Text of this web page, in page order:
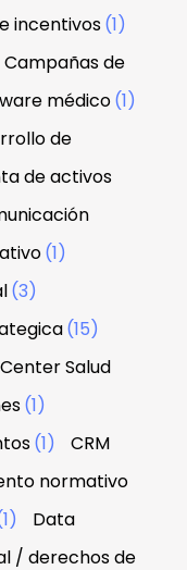
incentivos(1)
Campañas de
médico(1)
de
de activos
(1)
(3)
(15)
Salud
(1)
(1)
CRM
normativo
Data
/ derechos de